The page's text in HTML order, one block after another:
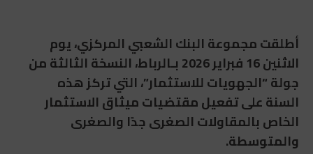
أطلقت مجموعة البنك الشعبي المركزي، يوم
الاثنين 16 فبراير 2026 بـالرباط، النسخة الثالثة من
جولة “الجهويات للاستثمار”، التي تركز هذه
السنة على تفعيل مقتضيات ميثاق الاستثمار
الخاص بالمقاولات الصغرى جدًا والصغرى
والمتوسطة.